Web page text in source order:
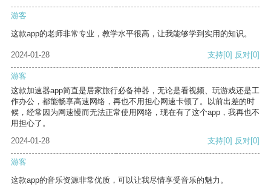
游客
这款app的老师非常专业，教学水平很高，让我能够学到实用的知识。
2024-01-28 支持[0] 反对[0]
游客
这款加速器app简直是居家旅行必备神器，无论是看视频、玩游戏还是工
作办公，都能畅享高速网络，再也不用担心网速卡顿了。以前出差的时
候，经常因为网速慢而无法正常使用网络，现在有了这个app，我再也不
用担心了。
2024-01-28
支持[0] 反对[0]
游客
这款app的音乐资源非常优质，可以让我尽情享受音乐的魅力。